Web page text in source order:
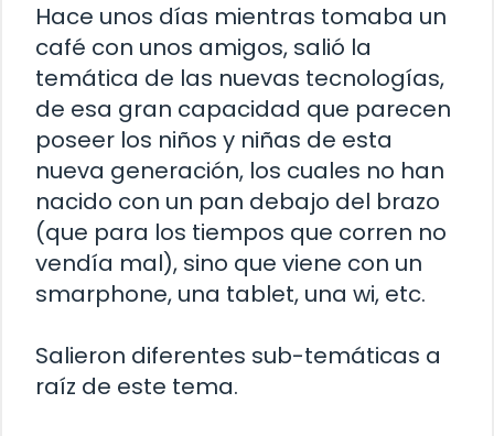
Hace unos días mientras tomaba un
café con unos amigos, salió la
temática de las nuevas tecnologías,
de esa gran capacidad que parecen
poseer los niños y niñas de esta
nueva generación, los cuales no han
nacido con un pan debajo del brazo
(que para los tiempos que corren no
vendía mal), sino que viene con un
smarphone, una tablet, una wi, etc.
Salieron diferentes sub-temáticas a
raíz de este tema.